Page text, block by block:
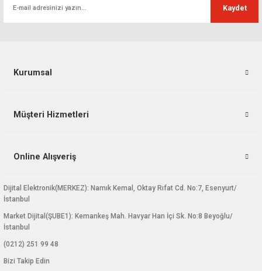
Ürün resmi kalitesiz, bozuk veya görüntülenemiyor.
Bu ürüne benzer farklı alternatifler olmalı.
Kaydet
Kurumsal
Müşteri Hizmetleri
Online Alışveriş
Dijital Elektronik(MERKEZ): Namık Kemal, Oktay Rıfat Cd. No:7, Esenyurt/
İstanbul
Market Dijital(ŞUBE1): Kemankeş Mah. Havyar Han İçi Sk. No:8 Beyoğlu/
İstanbul
(0212) 251 99 48
Bizi Takip Edin